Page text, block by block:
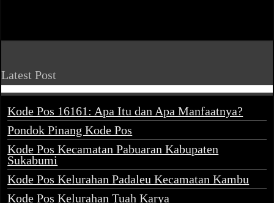
Latest Post
Kode Pos 16161: Apa Itu dan Apa Manfaatnya?
Pondok Pinang Kode Pos
Kode Pos Kecamatan Pabuaran Kabupaten
Sukabumi
Kode Pos Kelurahan Padaleu Kecamatan Kambu
Kode Pos Kelurahan Tuah Karya